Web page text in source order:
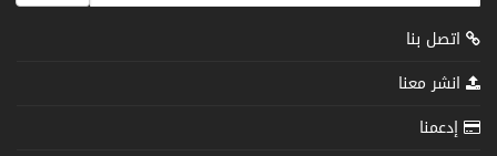
اتصل بنا
انشر معنا
إدعمنا